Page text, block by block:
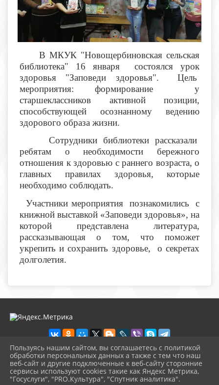
В МКУК "Новощербиновская сельская
библиотека" 16 января состоялся урок
здоровья "Заповеди здоровья". Цель
мероприятия: формирование у
старшеклассников активной позиции,
способствующей осознанному ведению
здорового образа жизни.
Сотрудники библиотеки рассказали
ребятам о необходимости бережного
отношения к здоровью с раннего возраста, о
главных правилах здоровья, которые
необходимо соблюдать.
Участники мероприятия познакомились с
книжной выставкой «Заповеди здоровья», на
которой представлена литература,
рассказывающая о том, что поможет
укрепить и сохранить здоровье, о секретах
долголетия.
2026 г. novosb.sherbok.ru
Вход
Карта сайта
Пользуясь нашим сайтом, вы соглашаетесь с политикой
обработки персональных данных а также с тем что наш
веб-сайт и другие подключенные к веб-сайту сторонние
сервисы используют cookies такие как Яндекс Метрика,
"Госуслуги", "PRO.Культура", "Спутник аналитика".